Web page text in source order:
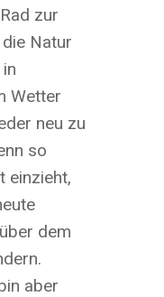
zur
Natur
Wetter
neu zu
so
einzieht,
dem
aber